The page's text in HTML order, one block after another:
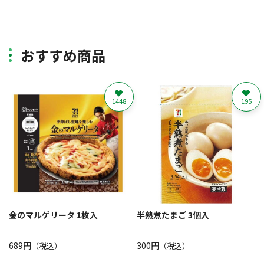
おすすめ商品
金のマルゲリータ 1枚入
689円 （税込）
1448
半熟煮たまご 3個入
300円（税込）
195